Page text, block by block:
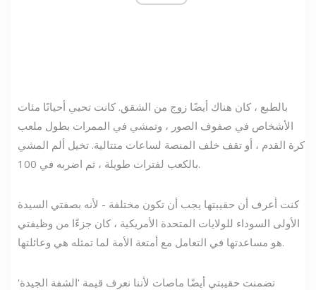
بالطبع ، كان هناك أيضًا زوج من الشقق. كانت تحيي أحيانًا مئات
الأشخاص في صفوف الصور ، وتمشي في الممرات بطول ملعب
كرة القدم ، أو تقف خلف المنصة لساعات متتالية. تخيل ألم المشي
بالكعب لفترات طويلة ، ثم اضربه في 100.
كنت أعرف أن حقيبتها يجب أن تكون مختلفة - لأنه بصفتي السيدة
الأولى السوداء للولايات المتحدة الأمريكية ، كان جزءًا من وظيفتي
هو مساعدتها في التعامل مع أمتعة الأمة لما تمثله هي وعائلتها.
تضمنت حقيبتي أيضًا ماصات لأننا نعرف قيمة 'الشفة الجيدة'